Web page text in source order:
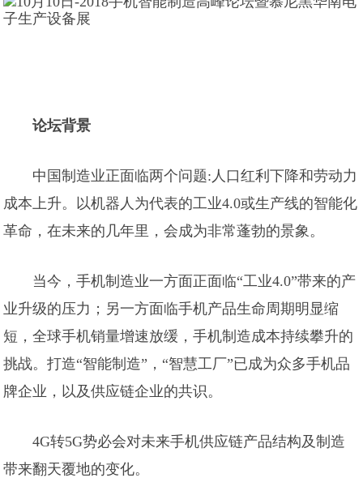
论坛背景
中国制造业正面临两个问题:人口红利下降和劳动力
成本上升。以机器人为代表的工业4.0或生产线的智能化
革命，在未来的几年里，会成为非常蓬勃的景象。
当今，手机制造业一方面正面临“工业4.0”带来的产
业升级的压力；另一方面临手机产品生命周期明显缩
短，全球手机销量增速放缓，手机制造成本持续攀升的
挑战。打造“智能制造”，“智慧工厂”已成为众多手机品
牌企业，以及供应链企业的共识。
4G转5G势必会对未来手机供应链产品结构及制造
带来翻天覆地的变化。